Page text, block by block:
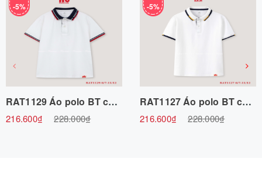
-5%
RAT1129 Áo polo BT cổ dệt Riomio 6/7-11/12 R6 Riomio
216.600₫ 228.000₫
-5%
RAT1127 Áo polo BT cổ dệt 2 màu 6/7-11/12 R6 Riomio
216.600₫ 228.000₫